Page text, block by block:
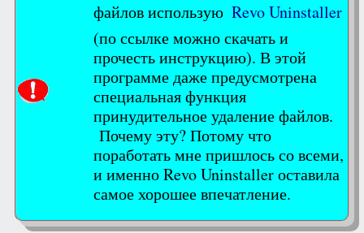
файлов использую Revo Uninstaller
(по ссылке можно скачать и
прочесть инструкцию). В этой
программе даже предусмотрена
специальная функция
принудительное удаление файлов.
Почему эту? Потому что
поработать мне пришлось со всеми,
и именно Revo Uninstaller оставила
самое хорошее впечатление.